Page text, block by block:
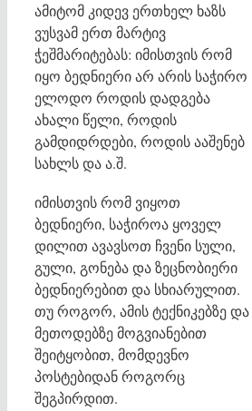
ამიტომ კიდევ ერთხელ ხაზს
ვუსვამ ერთ მარტივ
ჭეშმარიტებას: იმისთვის რომ
იყო ბედნიერი არ არის საჭირო
ელოდო როდის დადგება
ახალი წელი, როდის
გამდიდრდები, როდის ააშენებ
სახლს და ა.შ.
იმისთვის რომ ვიყოთ
ბედნიერი, საჭიროა ყოველ
დილით ავავსოთ ჩვენი სული,
გული, გონება და ზეცნობიერი
ბედნიერებით და სხიარულით.
თუ როგორ, ამის ტექნიკებზე და
მეთოდებზე მოგვიანებით
შეიტყობით, მომდევნო
პოსტებიდან როგორც
შეგპირდით.